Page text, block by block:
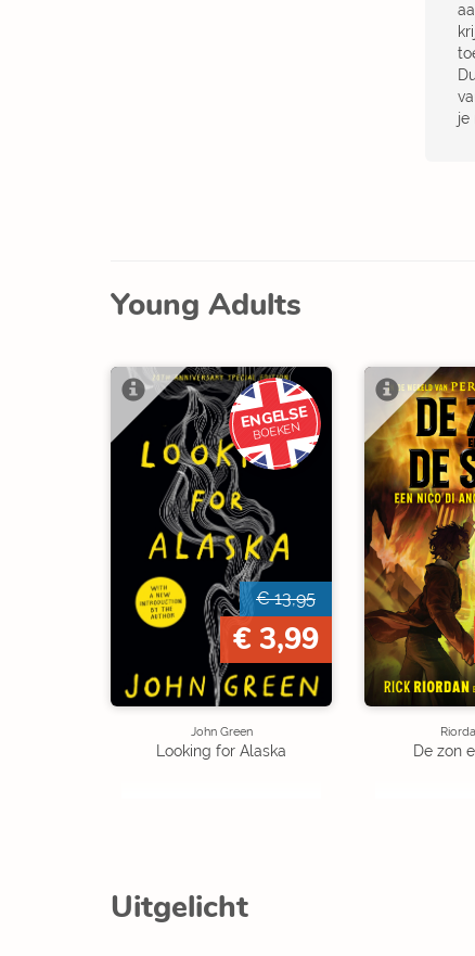
je
Young Adults
ENGELSE
BOEKEN
€ 13,95
€ 3,99
John Green
Looking for Alaska De zon
Uitgelicht